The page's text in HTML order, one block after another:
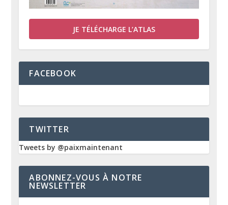
JE TÉLÉCHARGE L’ATLAS
FACEBOOK
TWITTER
Tweets by @paixmaintenant
ABONNEZ-VOUS À NOTRE
NEWSLETTER